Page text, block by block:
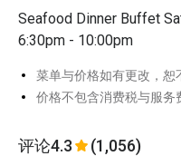
Seafood Dinner Buffet
6:30pm - 10:00pm
菜单与价格如有更改，恕
价格不包含消费税与服务
评论4.3 (1,056)